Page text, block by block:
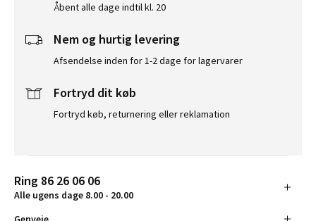
Åbent alle dage indtil kl. 20
Nem og hurtig levering
Afsendelse inden for 1-2 dage for lagervarer
Fortryd dit køb
Fortryd køb, returnering eller reklamation
Ring 86 26 06 06
Alle ugens dage 8.00 - 20.00